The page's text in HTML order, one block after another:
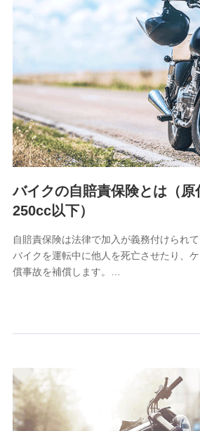
東京海上日動あんしん生命保険
（https://www.tmn-anshin.co.jp/）
なないろ生命保険株式会社
（https://www.nanairolife.co.jp/）
日本生命保険相互会社
（https://www.nissay.co.jp）
はなさく生命保険株式会社
（https://www.life8739.co.jp/）
マニュライフ生命保険株式会社
（https://www.manulife.co.jp/）
三井住友海上あいおい生命保険
メットライフ生命株式会社
(https://www.metlife.co.jp/)
メディケア生命保険株式会社
（https://www.medicarelife.com/
■少額短期保険
SBIリスタ少額短期保険会社
(https://www.jishin.co.jp/)
スマートプラス少額短期保険株
（https://www.smartplus-
バイクの自賠責保険とは（原
250cc以下）
自賠責保険は法律で加入が義務付けられて
バイクを運転中に他人を死亡させたり、
償事故を補償します。…